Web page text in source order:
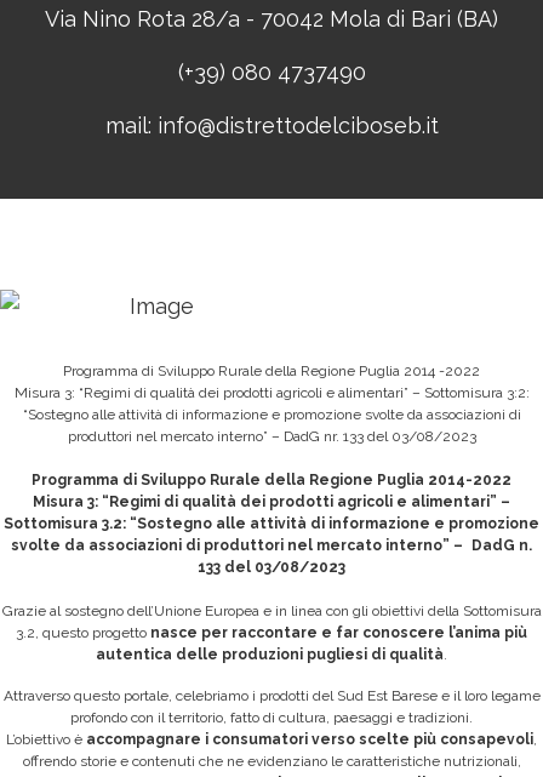
Via Nino Rota 28/a - 70042 Mola di Bari (BA)
(+39) 080 4737490
mail: info@distrettodelciboseb.it
Programma di Sviluppo Rurale della Regione Puglia 2014 -2022
Misura 3: “Regimi di qualità dei prodotti agricoli e alimentari” – Sottomisura 3:2:
“Sostegno alle attività di informazione e promozione svolte da associazioni di
produttori nel mercato interno” – DadG nr. 133 del 03/08/2023
Programma di Sviluppo Rurale della Regione Puglia 2014-2022
Misura 3: “Regimi di qualità dei prodotti agricoli e alimentari” –
Sottomisura 3.2: “Sostegno alle attività di informazione e promozione
svolte da associazioni di produttori nel mercato interno” – DadG n.
133 del 03/08/2023
Grazie al sostegno dell’Unione Europea e in linea con gli obiettivi della Sottomisura
3.2, questo progetto nasce per raccontare e far conoscere l’anima più
autentica delle produzioni pugliesi di qualità.
Attraverso questo portale, celebriamo i prodotti del Sud Est Barese e il loro legame
profondo con il territorio, fatto di cultura, paesaggi e tradizioni.
L’obiettivo è accompagnare i consumatori verso scelte più consapevoli,
offrendo storie e contenuti che ne evidenziano le caratteristiche nutrizionali,